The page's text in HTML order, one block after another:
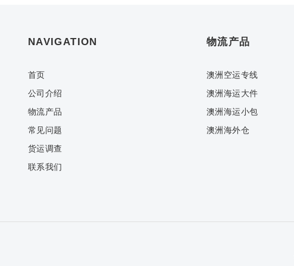
NAVIGATION
首页
公司介绍
物流产品
常见问题
货运调查
联系我们
物流产品
澳洲空运专线
澳洲海运大件
澳洲海运小包
澳洲海外仓